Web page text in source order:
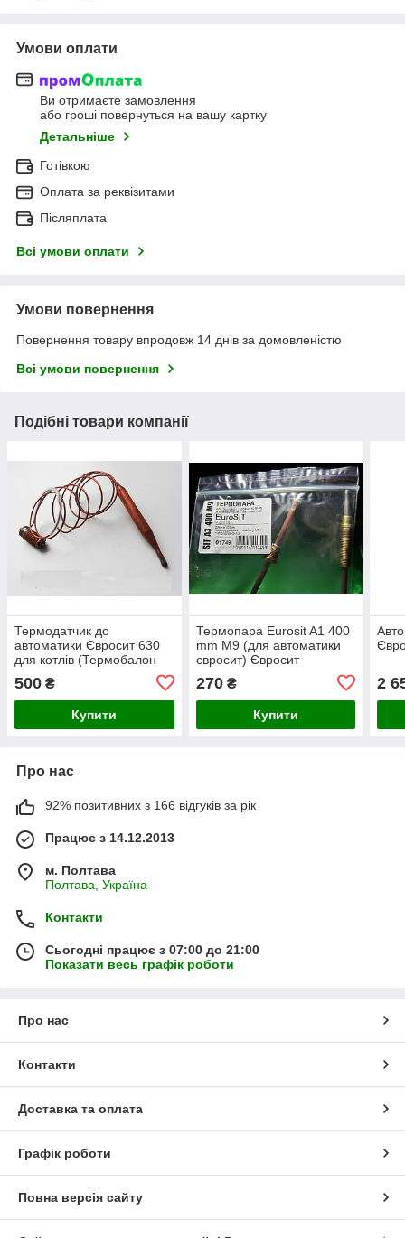
Умови оплати
Ви отримаєте замовлення
або гроші повернуться на вашу картку
Детальніше
Готівкою
Оплата за реквізитами
Післяплата
Всі умови оплати
Умови повернення
Повернення товару впродовж 14 днів за домовленістю
Всі умови повернення
Подібні товари компанії
Термодатчик до
автоматики Євросит 630
для котлів (Термобалон
500 ₴
Купити
Термопара Eurosit A1 400
mm M9 (для автоматики
євросит) Євросит
270₴
Купити
2
Про нас
92% позитивних з 166 відгуків за рік
Працює з 14.12.2013
м. Полтава
Полтава, Україна
Контакти
Сьогодні працює з 07:00 до 21:00
Показати весь графік роботи
Про нас
Контакти
Доставка та оплата
Графік роботи
Повна версія сайту